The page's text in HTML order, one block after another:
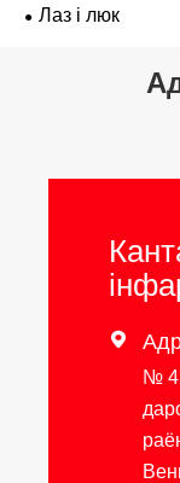
Лаз і люк

№